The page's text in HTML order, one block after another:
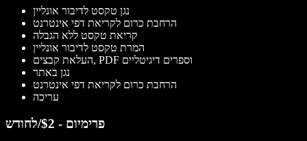
נגן טקסט לדיבור אונליין
הרחבת כרום לקריאת דפי אינטרנט
קריאת טקסט ללא הגבלה
המרת טקסט לדיבור אונליין
העלאת קבצים, PDF וספרים דיגיטליים
נגן באתר
הרחבת כרום לקריאת דפי אינטרנט
עריכה
פרימיום - $2/לחודש